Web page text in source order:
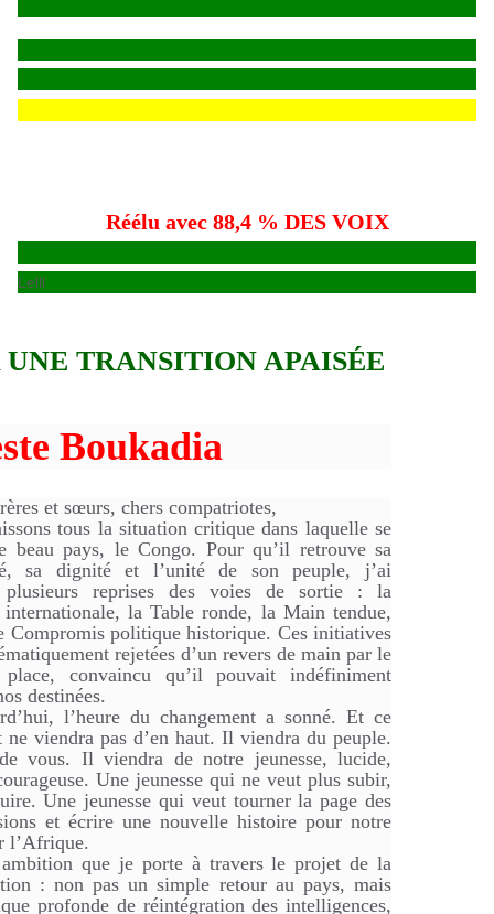
Réélu avec 88,4 % DES VOIX
Lelll
TRANSITION APAISÉE
Boukadia
et sœurs, chers compatriotes,
tous la situation critique dans laquelle se
beau pays, le Congo. Pour qu’il retrouve sa
sa dignité et l’unité de son peuple, j’ai
plusieurs reprises des voies de sortie : la
internationale, la Table ronde, la Main tendue,
Compromis politique historique. Ces initiatives
rejetées d’un revers de main par le
convaincu qu’il pouvait indéfiniment
destinées.
l’heure du changement a sonné. Et ce
ne viendra pas d’en haut. Il viendra du peuple.
vous. Il viendra de notre jeunesse, lucide,
Une jeunesse qui ne veut plus subir,
Une jeunesse qui veut tourner la page des
et écrire une nouvelle histoire pour notre
l’Afrique.
ambition que je porte à travers le projet de la
: non pas un simple retour au pays, mais
profonde de réintégration des intelligences,